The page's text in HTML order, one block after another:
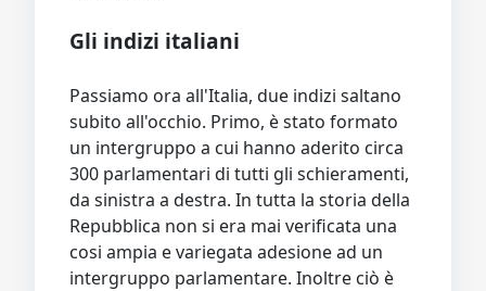
Gli indizi italiani
Passiamo ora all'Italia, due indizi saltano
subito all'occhio. Primo, è stato formato
un intergruppo a cui hanno aderito circa
300 parlamentari di tutti gli schieramenti,
da sinistra a destra. In tutta la storia della
Repubblica non si era mai verificata una
cosi ampia e variegata adesione ad un
intergruppo parlamentare. Inoltre ciò è